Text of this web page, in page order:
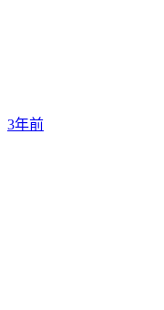
3年前